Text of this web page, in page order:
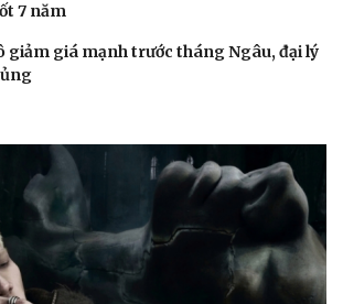
7 năm
giảm giá mạnh trước tháng Ngâu, đại lý